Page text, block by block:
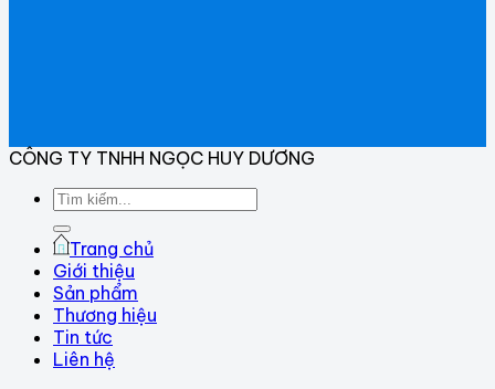
CÔNG TY TNHH NGỌC HUY DƯƠNG
Tìm
Trang chủ
Giới thiệu
Sản phẩm
Thương hiệu
Tin tức
Liên hệ